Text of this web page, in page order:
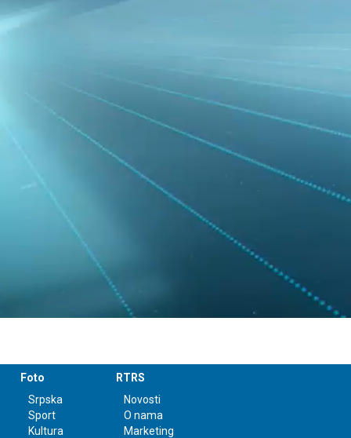
Foto
Srpska
Sport
Kultura
RTRS
Novosti
O nama
Marketing